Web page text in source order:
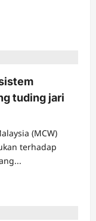
tuding jari
(MCW)
terhadap